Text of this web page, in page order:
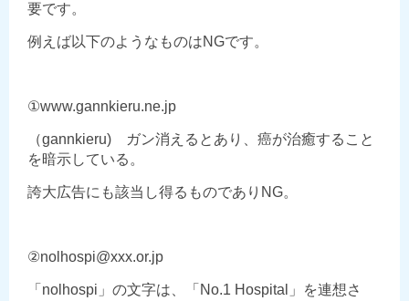
要です。
例えば以下のようなものはNGです。
①www.gannkieru.ne.jp
（gannkieru) ガン消えるとあり、癌が治癒すること
を暗示している。
誇大広告にも該当し得るものでありNG。
②nolhospi@xxx.or.jp
「nolhospi」の文字は、「No.1 Hospital」を連想さ